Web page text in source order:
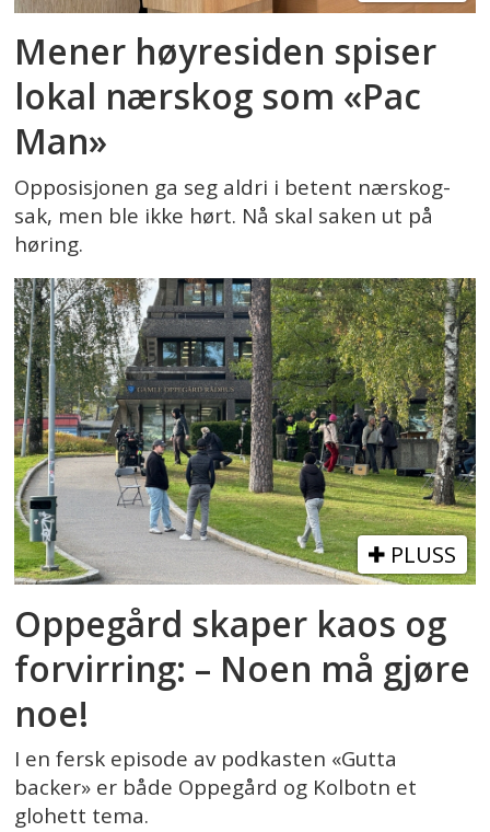
Mener høyresiden spiser
lokal nærskog som «Pac
Man»
Opposisjonen ga seg aldri i betent nærskog-
sak, men ble ikke hørt. Nå skal saken ut på
høring.
PLUSS
Oppegård skaper kaos og
forvirring: – Noen må gjøre
noe!
I en fersk episode av podkasten «Gutta
backer» er både Oppegård og Kolbotn et
glohett tema.